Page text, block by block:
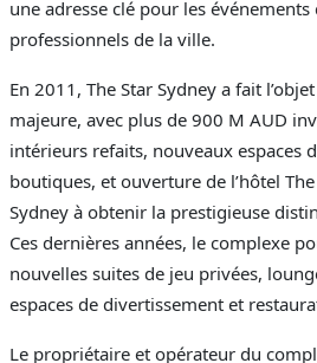
une adresse clé pour les
professionnels de la ville.
En 2011, The Star Sydney a fait
majeure, avec plus de 900 M AUD
intérieurs refaits, nouveaux espaces
boutiques, et ouverture de l’hôtel
Sydney à obtenir la prestigieuse
Ces dernières années, le complexe
nouvelles suites de jeu privées,
espaces de divertissement et
Le propriétaire et opérateur du